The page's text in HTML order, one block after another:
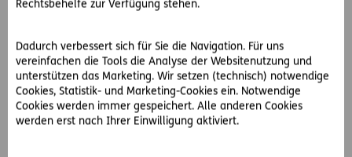
Rechtsbehelfe zur Verfügung stehen.
Dadurch verbessert sich für Sie die Navigation. Für uns
vereinfachen die Tools die Analyse der Websitenutzung und
unterstützen das Marketing. Wir setzen (technisch) notwendige
Cookies, Statistik- und Marketing-Cookies ein. Notwendige
Cookies werden immer gespeichert. Alle anderen Cookies
werden erst nach Ihrer Einwilligung aktiviert.
tatsächlich ein und die Familie R. bekommt den
Allgemeiner Vertrags-Rechtsschutz hilft auch bei
Reisemängeln
In ihremD.A.S. Privat-Rechtsschutz Premium
Allgemeinen Vertrags-Rechtsschutz